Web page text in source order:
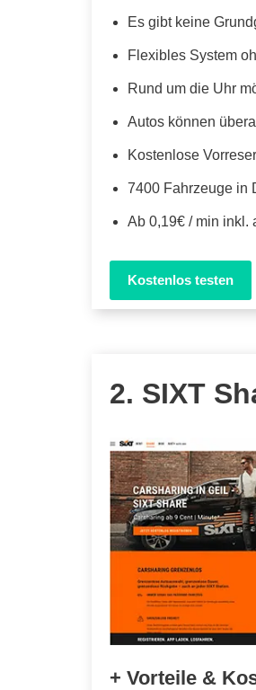
Es gibt keine
Flexibles System
Rund um die Uhr
Autos können
Kostenlose
7400 Fahrzeuge in
Ab 0,19€ / min inkl.
Kostenlos testen
2. SIXT
+ Vorteile &